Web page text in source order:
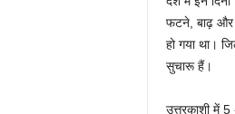
फटने, बाढ़ और
हो गया था।
सुचारू हैं।
उत्तरकाशी में